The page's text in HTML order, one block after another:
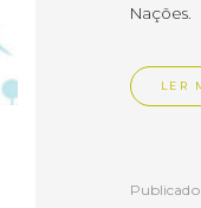
Nações.
LER